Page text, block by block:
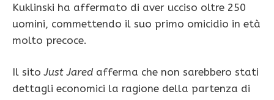
Kuklinski ha affermato di aver ucciso oltre 250
uomini, commettendo il suo primo omicidio in età
molto precoce.
Il sitoJust Jared afferma che non sarebbero stati
dettagli economici la ragione della partenza di